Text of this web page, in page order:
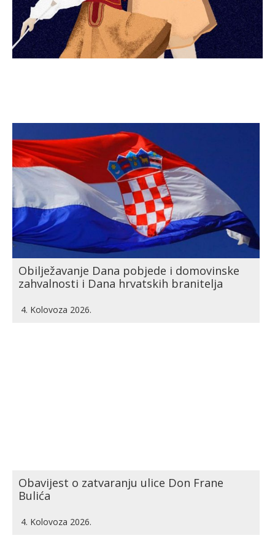
Obilježavanje Dana pobjede i domovinske
zahvalnosti i Dana hrvatskih branitelja
4. Kolovoza 2026.
Obavijest o zatvaranju ulice Don Frane
Bulića
4. Kolovoza 2026.